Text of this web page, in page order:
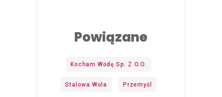
Powiązane
Kocham Wodę Sp. Z O.o.
Stalowa Wola Przemyśl